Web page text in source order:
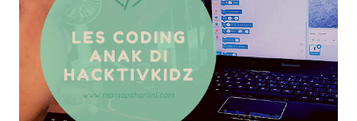
adalah media apapun untuk menulis : bisa papan tulis, atau
kertas memo. Kebetulan yang aku pakai adalah kertas yang
sudah dilaminating . Sebelumnya, aku bikin desain sederhana di
aplikasi Canva, lalu aku print dan laminating, sehingga bisa
ditulisi dengan spidol dan dihapus. Kertas ini kemudian aku t...